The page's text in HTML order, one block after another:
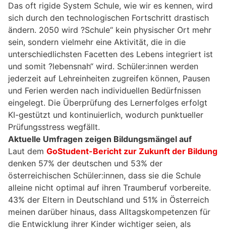
Das oft rigide System Schule, wie wir es kennen, wird
sich durch den technologischen Fortschritt drastisch
ändern. 2050 wird ?Schule“ kein physischer Ort mehr
sein, sondern vielmehr eine Aktivität, die in die
unterschiedlichsten Facetten des Lebens integriert ist
und somit ?lebensnah“ wird. Schüler:innen werden
jederzeit auf Lehreinheiten zugreifen können, Pausen
und Ferien werden nach individuellen Bedürfnissen
eingelegt. Die Überprüfung des Lernerfolges erfolgt
KI-gestützt und kontinuierlich, wodurch punktueller
Prüfungsstress wegfällt.
Aktuelle Umfragen zeigen Bildungsmängel auf
Laut dem GoStudent-Bericht zur Zukunft der Bildung
denken 57% der deutschen und 53% der
österreichischen Schüler:innen, dass sie die Schule
alleine nicht optimal auf ihren Traumberuf vorbereite.
43% der Eltern in Deutschland und 51% in Österreich
meinen darüber hinaus, dass Alltagskompetenzen für
die Entwicklung ihrer Kinder wichtiger seien, als